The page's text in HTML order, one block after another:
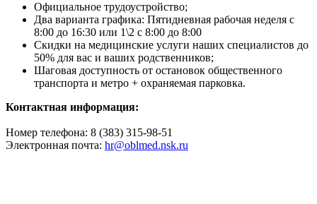
Официальное трудоустройство;
Два варианта графика: Пятидневная рабочая неделя с
8:00 до 16:30 или 1\2 с 8:00 до 8:00
Скидки на медицинские услуги наших специалистов до
50% для вас и ваших родственников;
Шаговая доступность от остановок общественного
транспорта и метро + охраняемая парковка.
Контактная информация:
Номер телефона: 8 (383) 315-98-51
Электронная почта: hr@oblmed.nsk.ru